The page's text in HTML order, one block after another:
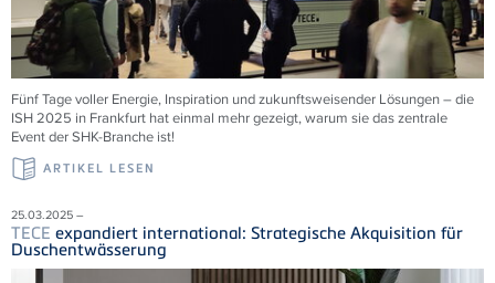
Fünf Tage voller Energie, Inspiration und zukunftsweisender Lösungen – die
ISH 2025 in Frankfurt hat einmal mehr gezeigt, warum sie das zentrale
Event der SHK-Branche ist!
ARTIKEL LESEN
25.03.2025 –
TECE expandiert international: Strategische Akquisition für
Duschentwässerung